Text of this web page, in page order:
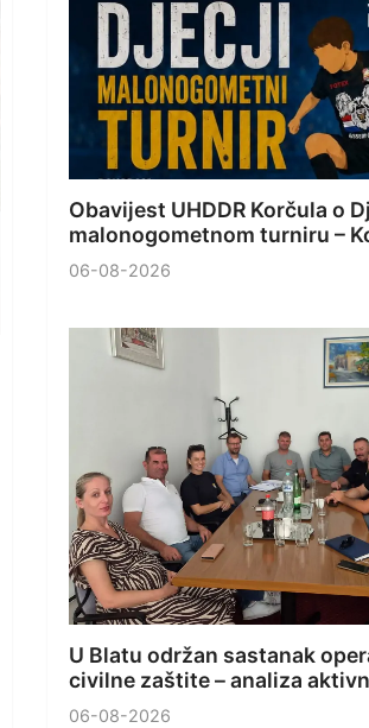
Obavijest UHDDR Korčula o
malonogometnom turniru –
06-08-2026
U Blatu održan sastanak
civilne zaštite – analiza
06-08-2026